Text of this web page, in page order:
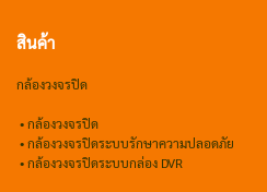
สินค้า
กล้องวงจรปิด
•กล้องวงจรปิด
•กล้องวงจรปิดระบบรักษาความปลอดภัย
• กล้องวงจรปิดระบบกล่อง DVR